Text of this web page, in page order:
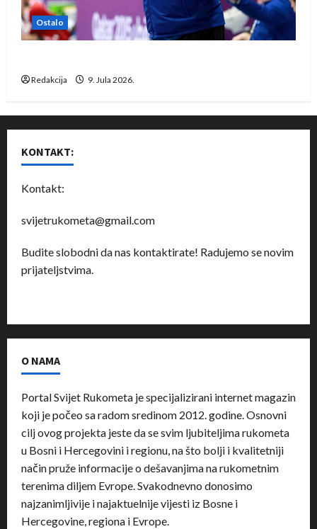
Ostalo
Redakcija 9. Jula 2026.
KONTAKT:
Kontakt:
svijetrukometa@gmail.com
Budite slobodni da nas kontaktirate! Radujemo se novim
prijateljstvima.
O NAMA
Portal Svijet Rukometa je specijalizirani internet magazin
koji je počeo sa radom sredinom 2012. godine. Osnovni
cilj ovog projekta jeste da se svim ljubiteljima rukometa
u Bosni i Hercegovini i regionu, na što bolji i kvalitetniji
način pruže informacije o dešavanjima na rukometnim
terenima diljem Evrope. Svakodnevno donosimo
najzanimljivije i najaktuelnije vijesti iz Bosne i
Hercegovine, regiona i Evrope.